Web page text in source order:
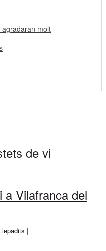
molt
de vi
a Vilafranca del
|